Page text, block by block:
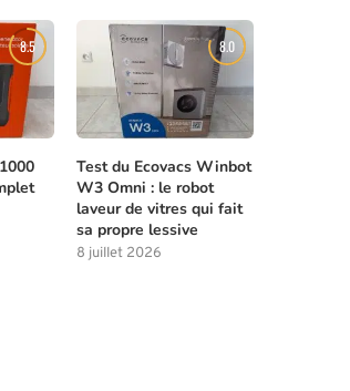
8.5 8.0
Test du Ecovacs Winbot
W3 Omni : le robot
laveur de vitres qui fait
sa propre lessive
8 juillet 2026